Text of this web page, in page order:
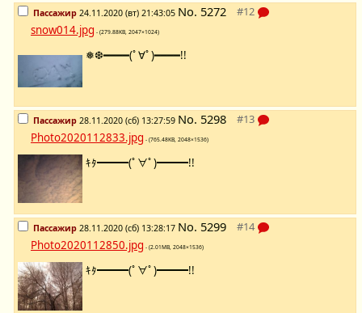
Пассажир 24.11.2020 (вт) 21:43:05 No. 5272
snow014.jpg - (279.88KB, 2047×1024)
❅❆━━━━(ﾟ∀ﾟ)━━━━!!
Пассажир 28.11.2020 (сб) 13:27:59 No. 5298
Photo2020112833.jpg - (765.48KB, 2048×1536)
ｷﾀ━━━(ﾟ∀ﾟ)━━━!!
Пассажир 28.11.2020 (сб) 13:28:17 No. 5299
Photo2020112850.jpg - (2.01MB, 2048×1536)
ｷﾀ━━━(ﾟ∀ﾟ)━━━!!